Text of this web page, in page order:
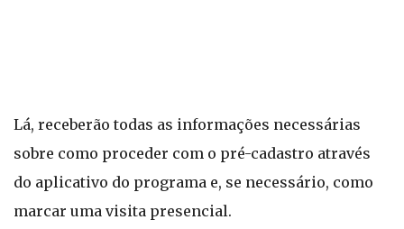
Lá, receberão todas as informações necessárias
sobre como proceder com o pré-cadastro através
do aplicativo do programa e, se necessário, como
marcar uma visita presencial.